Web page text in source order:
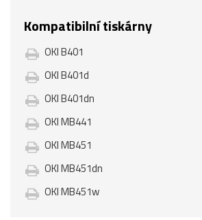
Kompatibilní tiskárny
OKI B401
OKI B401d
OKI B401dn
OKI MB441
OKI MB451
OKI MB451dn
OKI MB451w